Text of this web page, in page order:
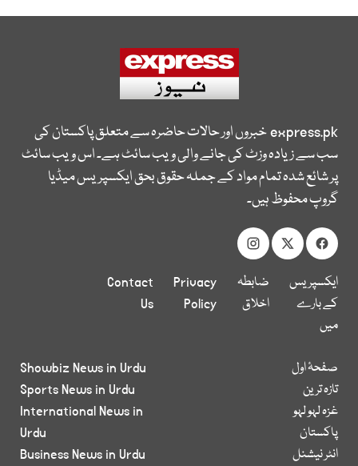
express.pkخبروں اور حالات حاضرہ سے متعلق پاکستان کی
سب سے زیادہ وزٹ کی جانے والی ویب سائٹ ہے۔ اس ویب سائٹ
پر شائع شدہ تمام مواد کے جملہ حقوق بحق ایکسپریس میڈیا
گروپ محفوظ ہیں۔
ایکسپریس
کے بارے
میں
ضابطہ
اخلاق
Privacy
Policy
Contact
Us
صفحۂ اول
تازہ ترین
غزہ لہو لہو
پاکستان
انٹر نیشنل
Showbiz News in Urdu
Sports News in Urdu
International News in
Urdu
Business News in Urdu